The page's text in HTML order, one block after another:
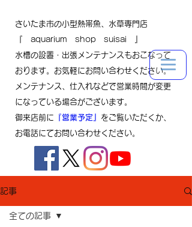
さいたま市の小型熱帯魚、水草専門店
『 aquarium shop suisai 』
水槽の設置・出張メンテナンスもおこなって
おります。お気軽にお問い合わせください。
メンテナンス、仕入れなどで営業時間が変更
になっている場合がございます。
御来店前に 『営業予定』 をご覧いただくか、
お電話にてお問い合わせください。
記事
全ての記事